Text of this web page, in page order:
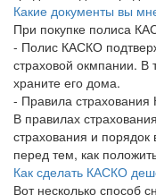
Какие документы вы
При покупке полиса
- Полис КАСКО
страховой окмпании. В
храните его дома.
- Правила
В правилах
страхования и порядок
перед тем, как
Как сделать КАСКО
Вот несколько способ